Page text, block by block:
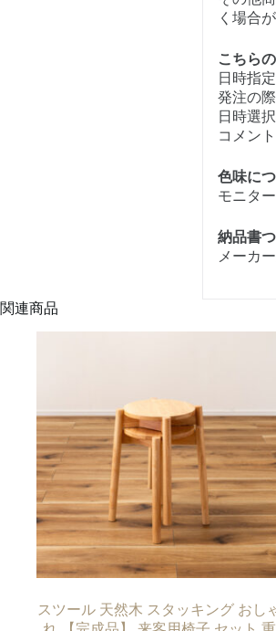
く場合
こちら
日時指
発注の
日時選
コメン
色味に
モニタ
納品書
メーカ
関連商品
スツール 天然木 スタッキング おし